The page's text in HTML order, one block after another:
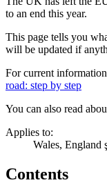
to an end this year.
This page tells you
will be updated if
For current
road: step by step
You can also read
Applies to:
Wales, England
Contents